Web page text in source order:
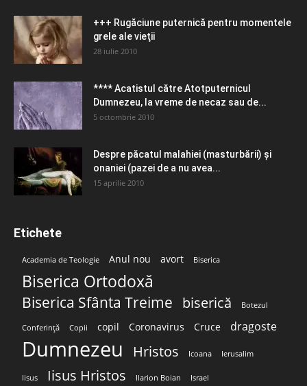
+++ Rugăciune puternică pentru momentele
grele ale vieţii
28 iulie 2010
**** Acatistul către Atotputernicul
Dumnezeu, la vreme de necaz sau de...
5 octombrie 2010
Despre păcatul malahiei (masturbării) şi
onaniei (pazei de a nu avea...
15 aprilie 2010
Etichete
Academia de Teologie Anul nou avort Biserica
Biserica Ortodoxă
Biserica Sfânta Treime biserică Botezul
Conferință Copii copil Coronavirus Cruce dragoste
Dumnezeu Hristos Icoana Ierusalim
Iisus Iisus Hristos Ilarion Boian Israel